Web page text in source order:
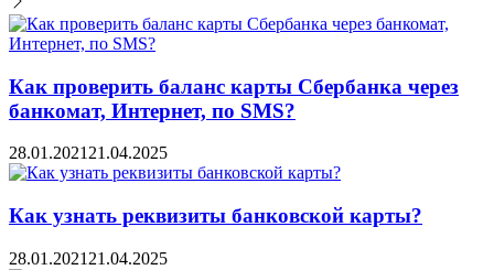
Как проверить баланс карты Сбербанка через
банкомат, Интернет, по SMS?
28.01.2021 21.04.2025
Как узнать реквизиты банковской карты?
28.01.2021 21.04.2025